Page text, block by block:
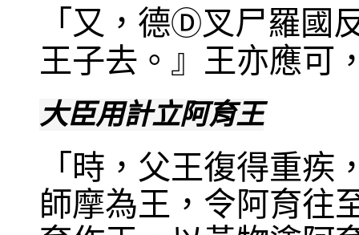
「又，德Ⓓ叉尸羅國
王子去。』王亦應可
大臣用計立阿育王
「時，父王復得重
師摩為王，令阿育往